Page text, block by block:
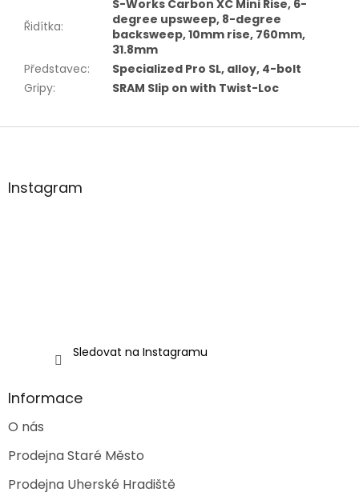
Řidítka:
S-Works Carbon XC Mini Rise, 6-
degree upsweep, 8-degree
backsweep, 10mm rise, 760mm,
31.8mm
Představec:
Specialized Pro SL, alloy, 4-bolt
Gripy: SRAM Slip on with Twist-Loc
Z
aInstagram
Sledovat na Instagramu
Informace
O nás
Prodejna Staré Město
Prodejna Uherské Hradiště